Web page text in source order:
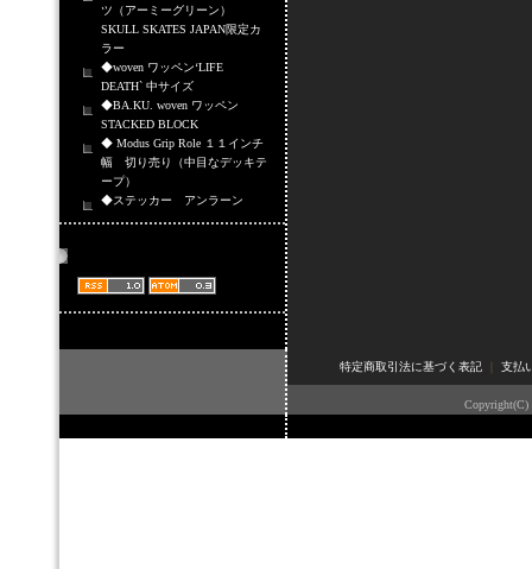
ツ（アーミーグリーン）
SKULL SKATES JAPAN限定カ
ラー
◆woven ワッペン‘LIFE
DEATH` 中サイズ
◆BA.KU. woven ワッペン
STACKED BLOCK
◆ Modus Grip Role １１インチ
幅 切り売り（中目なデッキテ
ープ）
◆ステッカー アンラーン
特定商取引法に基づく表記｜ 支払
Copyright(C)